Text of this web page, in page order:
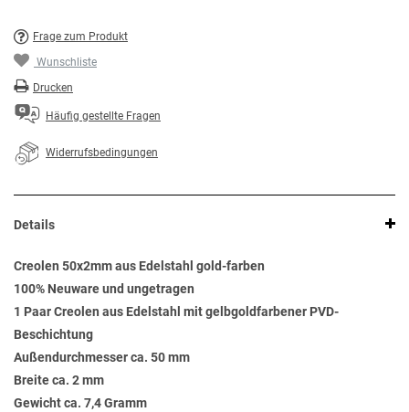
Frage zum Produkt
Wunschliste
Drucken
Häufig gestellte Fragen
Widerrufsbedingungen
Details
Creolen 50x2mm aus Edelstahl gold-farben
100% Neuware und ungetragen
1 Paar Creolen aus Edelstahl mit gelbgoldfarbener PVD-
Beschichtung
Außendurchmesser ca. 50 mm
Breite ca. 2 mm
Gewicht ca. 7,4 Gramm